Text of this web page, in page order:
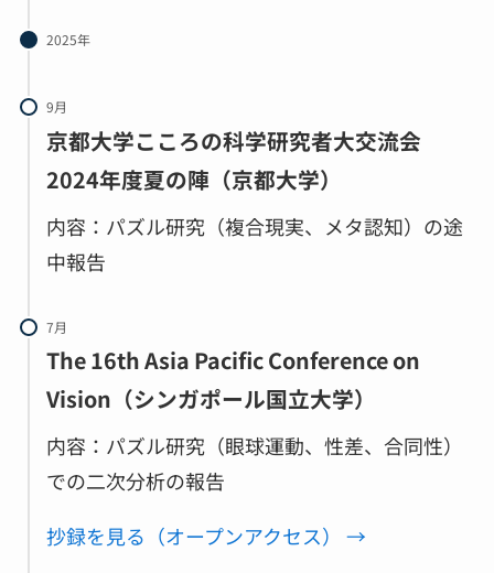
2025年
9月
京都大学こころの科学研究者大交流会
2024年度夏の陣（京都大学）
内容：パズル研究（複合現実、メタ認知）の途
中報告
7月
The 16th Asia Pacific Conference on
Vision（シンガポール国立大学）
内容：パズル研究（眼球運動、性差、合同性）
での二次分析の報告
抄録を見る（オープンアクセス） →